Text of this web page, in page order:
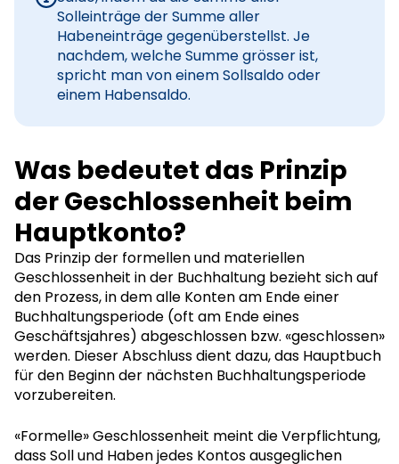
Solleinträge der Summe aller
Habeneinträge gegenüberstellst. Je
nachdem, welche Summe grösser ist,
spricht man von einem Sollsaldo oder
einem Habensaldo.
Was bedeutet das Prinzip
der Geschlossenheit beim
Hauptkonto?
Das Prinzip der formellen und materiellen
Geschlossenheit in der Buchhaltung bezieht sich auf
den Prozess, in dem alle Konten am Ende einer
Buchhaltungsperiode (oft am Ende eines
Geschäftsjahres) abgeschlossen bzw. «geschlossen»
werden. Dieser Abschluss dient dazu, das Hauptbuch
für den Beginn der nächsten Buchhaltungsperiode
vorzubereiten.
«Formelle» Geschlossenheit meint die Verpflichtung,
dass Soll und Haben jedes Kontos ausgeglichen